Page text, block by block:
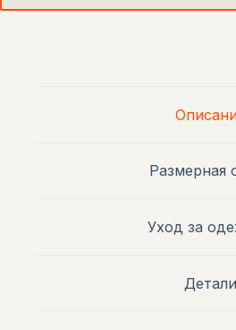
Размерная
Уход за
Детали